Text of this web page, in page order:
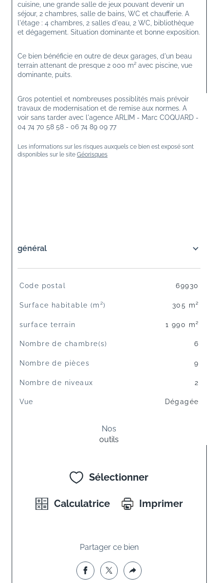
cuisine, une grande salle de jeux pouvant devenir un
séjour, 2 chambres, salle de bains, WC et chaufferie. A
l'étage : 4 chambres, 2 salles d'eau, 2 WC, bibliothèque
et dégagement. Situation dominante et bonne exposition.
Ce bien bénéficie en outre de deux garages, d'un beau
terrain attenant de presque 2 000 m² avec piscine, vue
dominante, puits.
Gros potentiel et nombreuses possiblités mais prévoir
travaux de modernisation et de remise aux normes. A
voir sans tarder avec l'agence ARLIM - Marc COQUARD -
04 74 70 58 58 - 06 74 89 09 77
Les informations sur les risques auxquels ce bien est exposé sont
disponibles sur le site Géorisques
général
TRAD_SIROCCO_Caracteristique
Code postal 69930
Surface habitable (m²) 305 m²
surface terrain 1 990 m²
Nombre de chambre(s) 6
Nombre de pièces 9
Nombre de niveaux 2
Vue Dégagée
Nos
outils
Sélectionner
Calculatrice Imprimer
Partager ce bien